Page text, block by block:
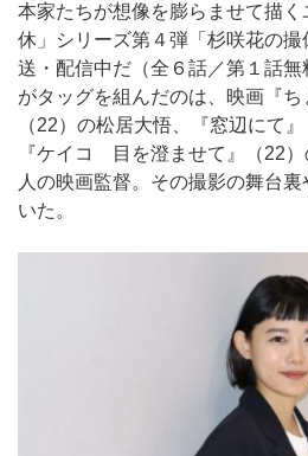
本家たちが想像を膨らませて描
休」シリーズ第４弾「杉咲花の
送・配信中だ（全６話／第１話
がタッグを組んだのは、映画『ち
（22）の松居大悟、『窓辺にて
『ケイコ 目を澄ませて』（22
人の映画監督。その撮影の舞台
いた。